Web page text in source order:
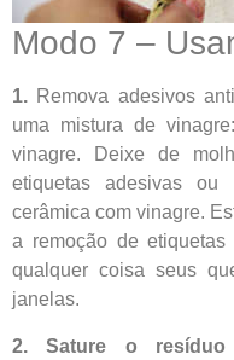
Modo 7 –
1. Remova adesivos
uma mistura de
vinagre. Deixe de
etiquetas adesivas
cerâmica com vinagre.
a remoção de
qualquer coisa seus
janelas.
2. Sature o resíduo